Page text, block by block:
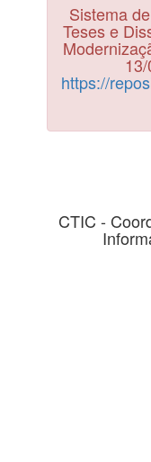
Sistema
Teses e
https://
CTIC -